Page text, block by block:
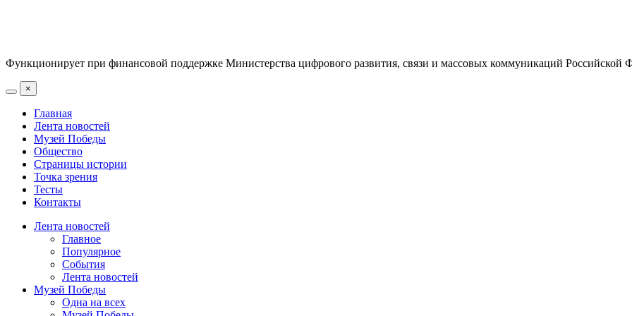
Функционирует при финансовой поддержке Министерства цифрового развития, связи и массовых коммуникаций Российской
×
Главная
Лента новостей
Музей Победы
Общество
Страницы истории
Точка зрения
Тесты
Контакты
Лента новостей
Главное
Популярное
События
Лента новостей
Музей Победы
Одна на всех